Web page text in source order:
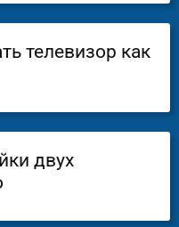
телевизор как
двух